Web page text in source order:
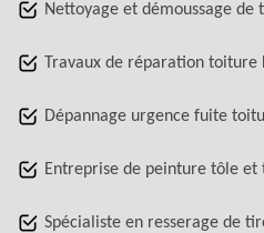
Nettoyage et démoussage de
Travaux de réparation
Dépannage urgence fuite
Entreprise de peinture tôle
Spécialiste en resserage de